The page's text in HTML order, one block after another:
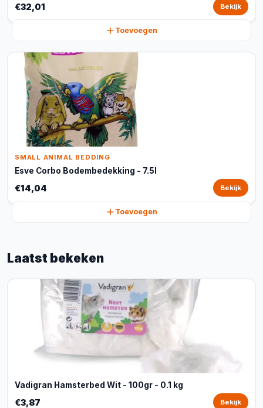
€32,01 Bekijk
Toevoegen
SMALL ANIMAL BEDDING
Esve Corbo Bodembedekking - 7.5l
€14,04 Bekijk
Toevoegen
Laatst bekeken
Vadigran Hamsterbed Wit - 100gr - 0.1 kg
€3,87 Bekijk